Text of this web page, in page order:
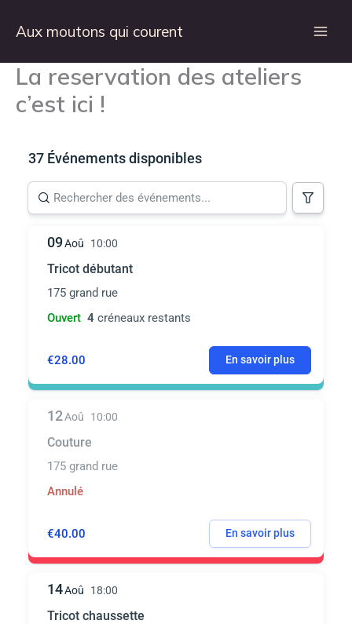
Aux moutons qui courent
La reservation des ateliers
c’est ici !
37 Événements disponibles
09Aoû 10:00
Tricot débutant
175 grand rue
Ouvert 4 créneaux restants
€28.00 En savoir plus
12Aoû 10:00
Couture
175 grand rue
Annulé
€40.00 En savoir plus
14Aoû 18:00
Tricot chaussette